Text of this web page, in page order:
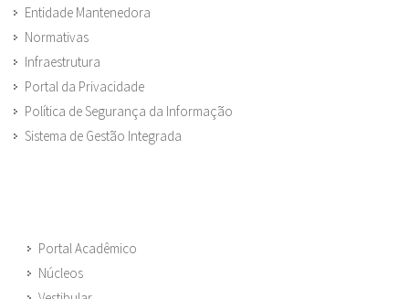
Entidade Mantenedora
Normativas
Infraestrutura
Portal da Privacidade
Política de Segurança da Informação
Sistema de Gestão Integrada
Portal Acadêmico
Núcleos